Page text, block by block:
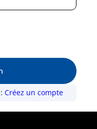
:Créez un compte